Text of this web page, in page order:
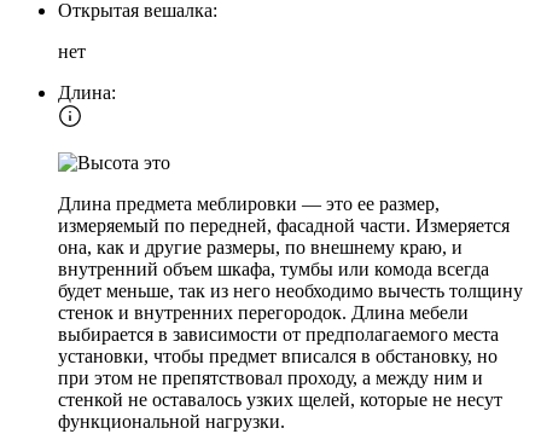
Открытая вешалка:
нет
Длина:
Длина предмета меблировки — это ее размер,
измеряемый по передней, фасадной части. Измеряется
она, как и другие размеры, по внешнему краю, и
внутренний объем шкафа, тумбы или комода всегда
будет меньше, так из него необходимо вычесть толщину
стенок и внутренних перегородок. Длина мебели
выбирается в зависимости от предполагаемого места
установки, чтобы предмет вписался в обстановку, но
при этом не препятствовал проходу, а между ним и
стенкой не оставалось узких щелей, которые не несут
функциональной нагрузки.